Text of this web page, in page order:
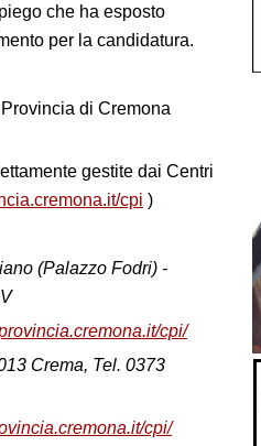
che ha esposto
per la candidatura.
di Cremona
gestite dai Centri
cpi )
(Palazzo Fodri) -
cpi/
Crema, Tel. 0373
cpi/